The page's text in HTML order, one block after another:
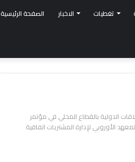
الصفحة الرئيسية الاخبار تغطيات
الدولية بالقطاع المحلي في مؤتمر
الأوروبي لإدارة المشتريات اتفاقية